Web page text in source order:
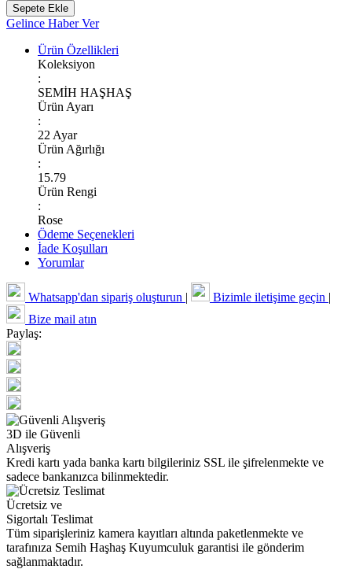
Sepete Ekle
Gelince Haber Ver
Ürün Özellikleri
Koleksiyon
:
SEMİH HAŞHAŞ
Ürün Ayarı
:
22 Ayar
Ürün Ağırlığı
:
15.79
Ürün Rengi
:
Rose
Ödeme Seçenekleri
İade Koşulları
Yorumlar
Whatsapp'dan sipariş oluşturun | Bizimle iletişime geçin |
Bize mail atın
Paylaş:
3D ile Güvenli
Alışveriş
Kredi kartı yada banka kartı bilgileriniz SSL ile şifrelenmekte ve
sadece bankanızca bilinmektedir.
Ücretsiz ve
Sigortalı Teslimat
Tüm siparişleriniz kamera kayıtları altında paketlenmekte ve
tarafınıza Semih Haşhaş Kuyumculuk garantisi ile gönderim
sağlanmaktadır.